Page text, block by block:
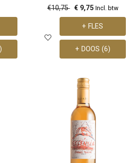
€10,75 € 9,75 Incl. btw
+ FLES
+ DOOS (6)